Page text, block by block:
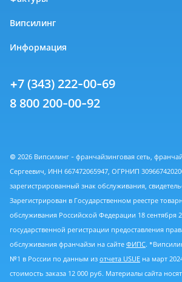
Випсилинг
Информация
+7 (343) 222-00-69
8 800 200-00-92
© 2026 Випсилинг - франчайзинговая сеть,
Сергеевич, ИНН 667472065947, ОГРНИП
зарегистрированный знак обслуживания,
Зарегистрирован в Государственном реестре
обслуживания Российской Федерации 18 сентября
государственной регистрации предоставления
обслуживания франчайзи на сайте ФИПС.
№1 в России по данным из отчета USUE на март
стоимость заказа 12 000 руб. Материалы сайта